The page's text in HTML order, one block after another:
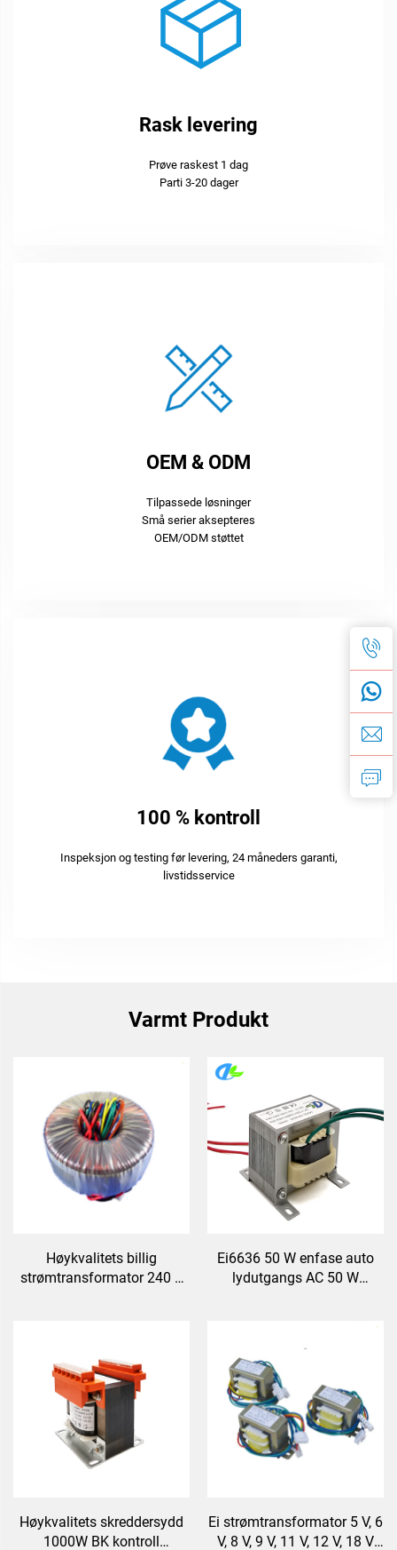
Rask levering
Prøve raskest 1 dag
Parti 3-20 dager
OEM & ODM
Tilpassede løsninger
Små serier aksepteres
OEM/ODM støttet
100 % kontroll
Inspeksjon og testing før levering, 24 måneders garanti,
livstidsservice
Varmt Produkt
Høykvalitets billig
strømtransformator 240 V
Ei6636 50 W enfase auto
lydutgangs AC 50 W
Høykvalitets skreddersydd
1000W BK kontroll
Ei strømtransformator 5 V, 6
V, 8 V, 9 V, 11 V, 12 V, 18 V,